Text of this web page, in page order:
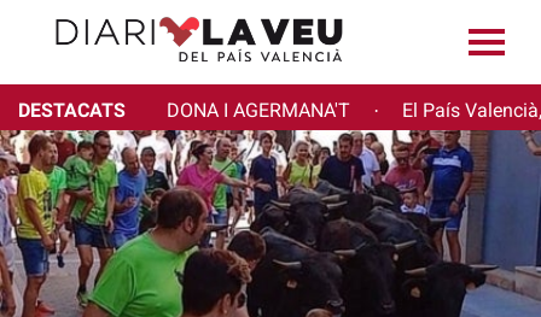
DESTACATS DONA I AGERMANA'T · El País